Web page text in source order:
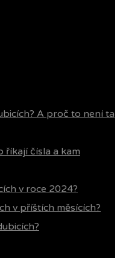
A proč to není ta
říkají čísla a kam
v roce 2024?
v příštích měsících?